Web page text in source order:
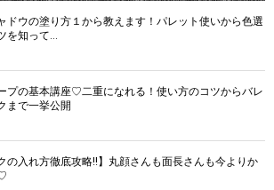
ドウの塗り方１から教えます！パレット使いから色選
を知って…
プの基本講座♡二重になれる！使い方のコツからバレ
まで一挙公開
の入れ方徹底攻略!!】丸顔さんも面長さんも今よりか